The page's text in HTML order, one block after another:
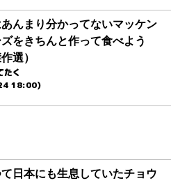
んまり分かってないマッケン
をきちんと作って食べよう
作選）
たく
18:00)
日本にも生息していたチョウ